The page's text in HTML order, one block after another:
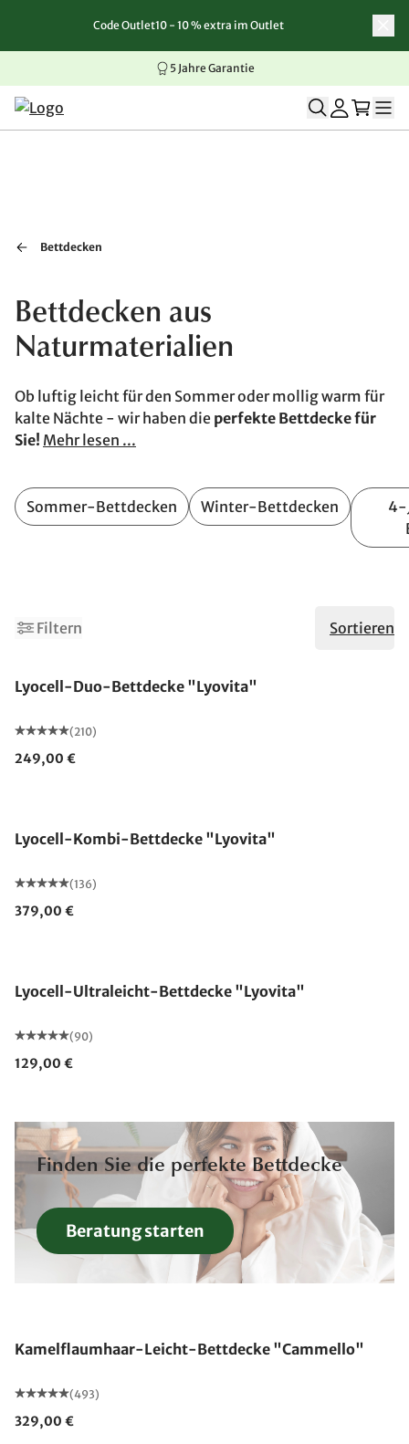
Zum Inhalt springen
Zur Navigation springen
Zum Seitenende springen
Code Outlet10 - 10 % extra im Outlet
5 Jahre Garantie
Bettdecken
Bettdecken aus
Naturmaterialien
Ob luftig leicht für den Sommer oder mollig warm für
kalte Nächte - wir haben die perfekte Bettdecke für
Sie! Mehr lesen ...
Sommer-Bettdecken Winter-Bettdecken
4-
Filtern Sortieren
Lyocell-Duo-Bettdecke "Lyovita"
(210)
249,00 €
Lyocell-Kombi-Bettdecke "Lyovita"
(136)
379,00 €
Lyocell-Ultraleicht-Bettdecke "Lyovita"
(90)
129,00 €
Finden Sie die perfekte Bettdecke
Beratung starten
Kamelflaumhaar-Leicht-Bettdecke "Cammello"
(493)
329,00 €
2